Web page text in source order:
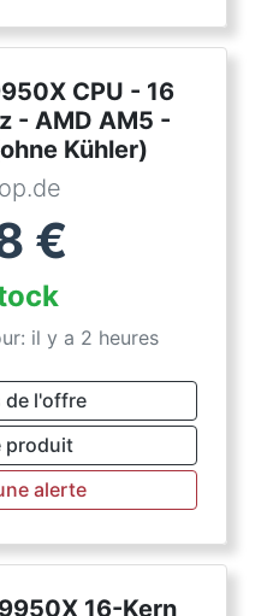
CPU - 16
- AMD AM5 -
Kühler)
€
il y a 2 heures
de l'offre
produit
alerte
16-Kern